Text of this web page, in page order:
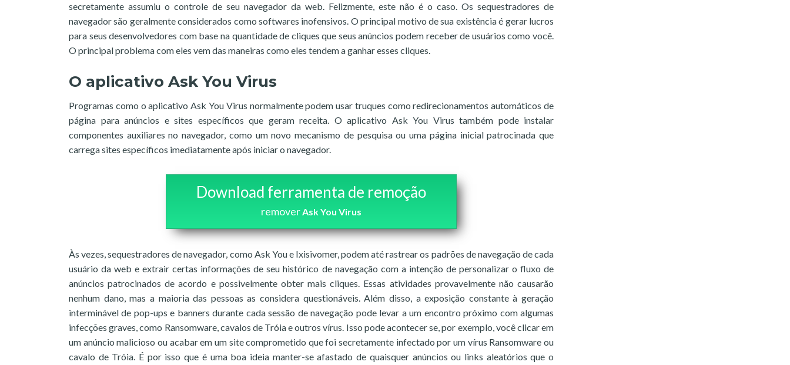
secretamente assumiu o controle de seu navegador da web. Felizmente, este não é o caso. Os sequestradores de
navegador são geralmente considerados como softwares inofensivos. O principal motivo de sua existência é gerar lucros
para seus desenvolvedores com base na quantidade de cliques que seus anúncios podem receber de usuários como você.
O principal problema com eles vem das maneiras como eles tendem a ganhar esses cliques.
O aplicativo Ask You Virus
Programas como o aplicativo Ask You Virus normalmente podem usar truques como redirecionamentos automáticos de
página para anúncios e sites específicos que geram receita. O aplicativo Ask You Virus também pode instalar
componentes auxiliares no navegador, como um novo mecanismo de pesquisa ou uma página inicial patrocinada que
carrega sites específicos imediatamente após iniciar o navegador.
Download ferramenta de remoção
removerAsk You Virus
Às vezes, sequestradores de navegador, como Ask You e Ixisivomer, podem até rastrear os padrões de navegação de cada
usuário da web e extrair certas informações de seu histórico de navegação com a intenção de personalizar o fluxo de
anúncios patrocinados de acordo e possivelmente obter mais cliques. Essas atividades provavelmente não causarão
nenhum dano, mas a maioria das pessoas as considera questionáveis. Além disso, a exposição constante à geração
interminável de pop-ups e banners durante cada sessão de navegação pode levar a um encontro próximo com algumas
infecções graves, como Ransomware, cavalos de Tróia e outros vírus. Isso pode acontecer se, por exemplo, você clicar em
um anúncio malicioso ou acabar em um site comprometido que foi secretamente infectado por um vírus Ransomware ou
cavalo de Tróia. É por isso que é uma boa ideia manter-se afastado de quaisquer anúncios ou links aleatórios que o